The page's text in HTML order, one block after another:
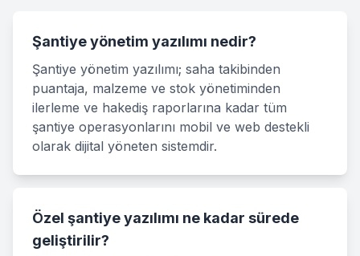
Şantiye yönetim yazılımı nedir?
Şantiye yönetim yazılımı; saha takibinden
puantaja, malzeme ve stok yönetiminden
ilerleme ve hakediş raporlarına kadar tüm
şantiye operasyonlarını mobil ve web destekli
olarak dijital yöneten sistemdir.
Özel şantiye yazılımı ne kadar sürede
geliştirilir?